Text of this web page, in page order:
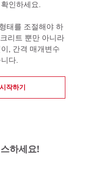
인하세요.
태를 조절해야 하
리트 뿐만 아니라
, 간격 매개변수
다.
작하기
하세요!